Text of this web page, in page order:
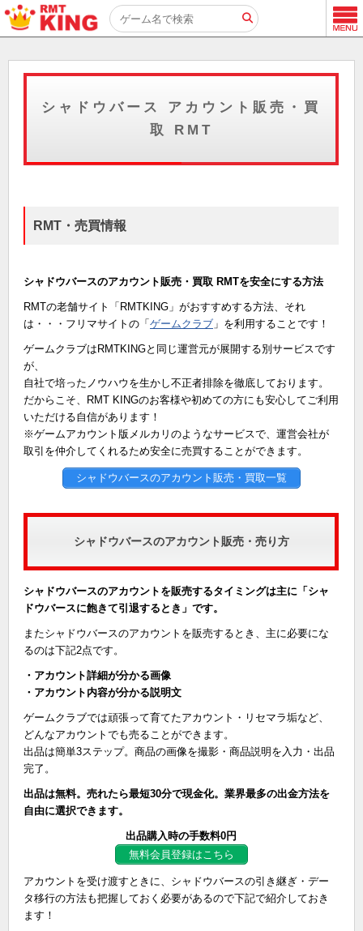
シャドウバース アカウント販売・買
取 RMT
RMT・売買情報
シャドウバースのアカウント販売・買取 RMTを安全にする方法
RMTの老舗サイト「RMTKING」がおすすめする方法、それ
は・・・フリマサイトの「 ゲームクラブ 」を利用することです！
ゲームクラブはRMTKINGと同じ運営元が展開する別サービスです
が、
自社で培ったノウハウを生かし不正者排除を徹底しております。
だからこそ、RMT KINGのお客様や初めての方にも安心してご利用
いただける自信があります！
※ゲームアカウント版メルカリのようなサービスで、運営会社が
取引を仲介してくれるため安全に売買することができます。
シャドウバースのアカウント販売・買取一覧
シャドウバースのアカウント販売・売り方
シャドウバースのアカウントを販売するタイミングは主に「シャ
ドウバースに飽きて引退するとき」です。
またシャドウバースのアカウントを販売するとき、主に必要にな
るのは下記2点です。
・アカウント詳細が分かる画像
・アカウント内容が分かる説明文
ゲームクラブでは頑張って育てたアカウント・リセマラ垢など、
どんなアカウントでも売ることができます。
出品は簡単3ステップ。商品の画像を撮影・商品説明を入力・出品
完了。
出品は無料。売れたら最短30分で現金化。業界最多の出金方法を
自由に選択できます。
出品購入時の手数料0円
無料会員登録はこちら
アカウントを受け渡すときに、シャドウバースの引き継ぎ・デー
タ移行の方法も把握しておく必要があるので下記で紹介しておき
ます！